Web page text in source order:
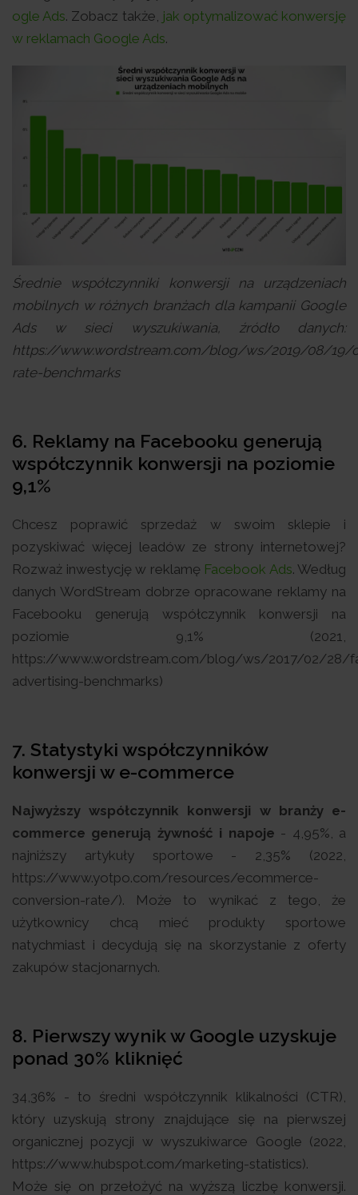
ogle Ads. Zobacz także, jak optymalizować konwersję
w reklamach Google Ads.
Średnie współczynniki konwersji na urządzeniach
mobilnych w różnych branżach dla kampanii Google
Ads w sieci wyszukiwania, źródło danych:
https://www.wordstream.com/blog/ws/2019/08/19/
rate-benchmarks
6. Reklamy na Facebooku generują
współczynnik konwersji na poziomie
9,1%
Chcesz poprawić sprzedaż w swoim sklepie i
pozyskiwać więcej leadów ze strony internetowej?
Rozważ inwestycję w reklamę Facebook Ads. Według
danych WordStream dobrze opracowane reklamy na
Facebooku generują współczynnik konwersji na
poziomie 9,1% (2021,
https://www.wordstream.com/blog/ws/2017/02/28/
advertising-benchmarks)
7. Statystyki współczynników
konwersji w e-commerce
Najwyższy współczynnik konwersji w branży e-
commerce generują żywność i napoje - 4,95%, a
najniższy artykuły sportowe - 2,35% (2022,
https://www.yotpo.com/resources/ecommerce-
conversion-rate/). Może to wynikać z tego, że
użytkownicy chcą mieć produkty sportowe
natychmiast i decydują się na skorzystanie z oferty
zakupów stacjonarnych.
8. Pierwszy wynik w Google uzyskuje
ponad 30% kliknięć
34,36% - to średni współczynnik klikalności (CTR),
który uzyskują strony znajdujące się na pierwszej
organicznej pozycji w wyszukiwarce Google (2022,
https://www.hubspot.com/marketing-statistics).
Może się on przełożyć na wyższą liczbę konwersji.